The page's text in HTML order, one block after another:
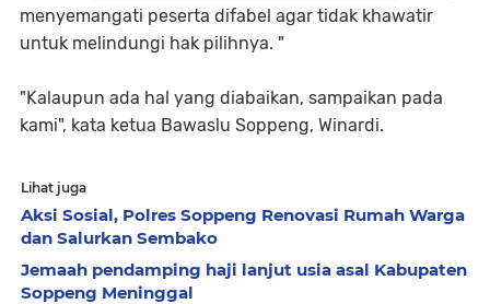
menyemangati peserta difabel agar tidak khawatir
untuk melindungi hak pilihnya. "
"Kalaupun ada hal yang diabaikan, sampaikan pada
kami", kata ketua Bawaslu Soppeng, Winardi.
Lihat juga
Aksi Sosial, Polres Soppeng Renovasi Rumah Warga
dan Salurkan Sembako
Jemaah pendamping haji lanjut usia asal Kabupaten
Soppeng Meninggal